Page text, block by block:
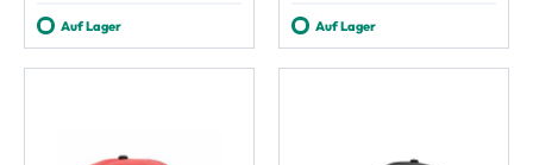
Auf Lager Auf Lager